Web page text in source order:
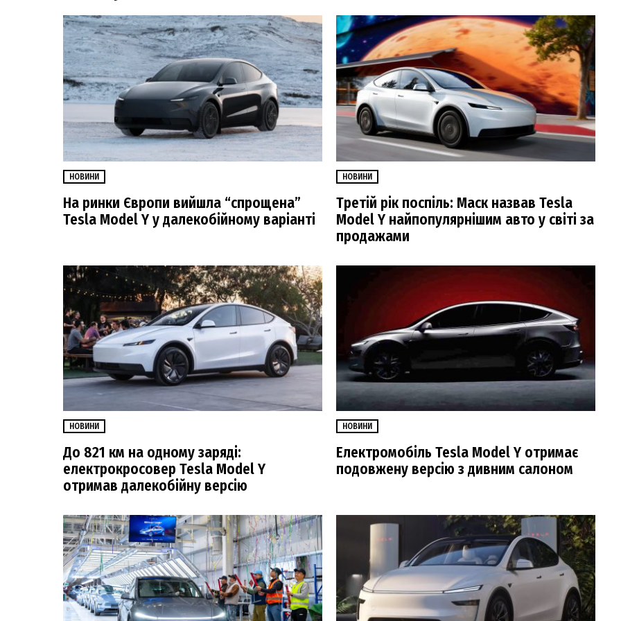
НОВИНИ
На ринки Європи вийшла “спрощена”
Tesla Model Y у далекобійному варіанті
НОВИНИ
Третій рік поспіль: Маск назвав Tesla
Model Y найпопулярнішим авто у світі за
продажами
НОВИНИ
До 821 км на одному заряді:
електрокросовер Tesla Model Y
отримав далекобійну версію
НОВИНИ
Електромобіль Tesla Model Y отримає
подовжену версію з дивним салоном